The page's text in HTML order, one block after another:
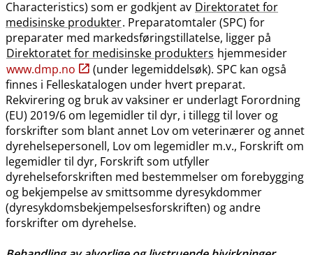
Characteristics) som er godkjent av Direktoratet for
medisinske produkter. Preparatomtaler (SPC) for
preparater med markedsføringstillatelse, ligger på
Direktoratet for medisinske produkters hjemmesider
www.dmp.no
(under legemiddelsøk). SPC kan også
finnes i Felleskatalogen under hvert preparat.
Rekvirering og bruk av vaksiner er underlagt Forordning
(EU) 2019/6 om legemidler til dyr, i tillegg til lover og
forskrifter som blant annet Lov om veterinærer og annet
dyrehelsepersonell, Lov om legemidler m.v., Forskrift om
legemidler til dyr, Forskrift som utfyller
dyrehelseforskriften med bestemmelser om forebygging
og bekjempelse av smittsomme dyresykdommer
(dyresykdomsbekjempelsesforskriften) og andre
forskrifter om dyrehelse.